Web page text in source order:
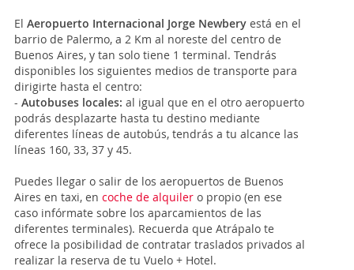
El Aeropuerto Internacional Jorge Newbery está en el
barrio de Palermo, a 2 Km al noreste del centro de
Buenos Aires, y tan solo tiene 1 terminal. Tendrás
disponibles los siguientes medios de transporte para
dirigirte hasta el centro:
- Autobuses locales: al igual que en el otro aeropuerto
podrás desplazarte hasta tu destino mediante
diferentes líneas de autobús, tendrás a tu alcance las
líneas 160, 33, 37 y 45.
Puedes llegar o salir de los aeropuertos de Buenos
Aires en taxi, en coche de alquiler o propio (en ese
caso infórmate sobre los aparcamientos de las
diferentes terminales). Recuerda que Atrápalo te
ofrece la posibilidad de contratar traslados privados al
realizar la reserva de tu Vuelo + Hotel.